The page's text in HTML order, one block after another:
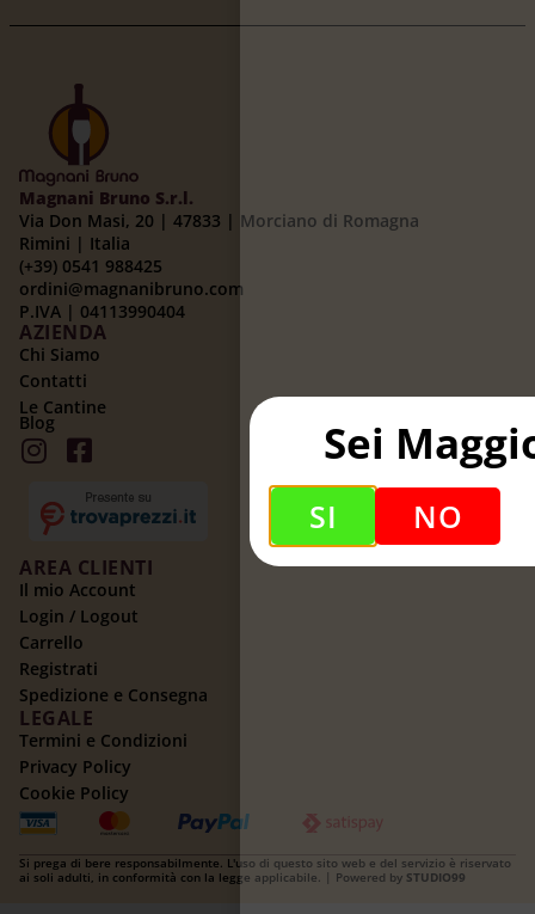
Magnani Bruno S.r.l.
Via Don Masi, 20 | 47833 | Morciano di Romagna
Rimini | Italia
(+39) 0541 988425
ordini@magnanibruno.com
P.IVA | 04113990404
AZIENDA
Chi Siamo
Contatti
Le Cantine
Blog
AREA CLIENTI
Il mio Account
Login / Logout
Carrello
Registrati
Spedizione e Consegna
LEGALE
Termini e Condizioni
Privacy Policy
Cookie Policy
Si prega di bere responsabilmente. L'uso di questo sito web e del servizio è riservato
ai soli adulti, in conformità con la legge applicabile. | Powered by STUDIO99
Sei
SI NO